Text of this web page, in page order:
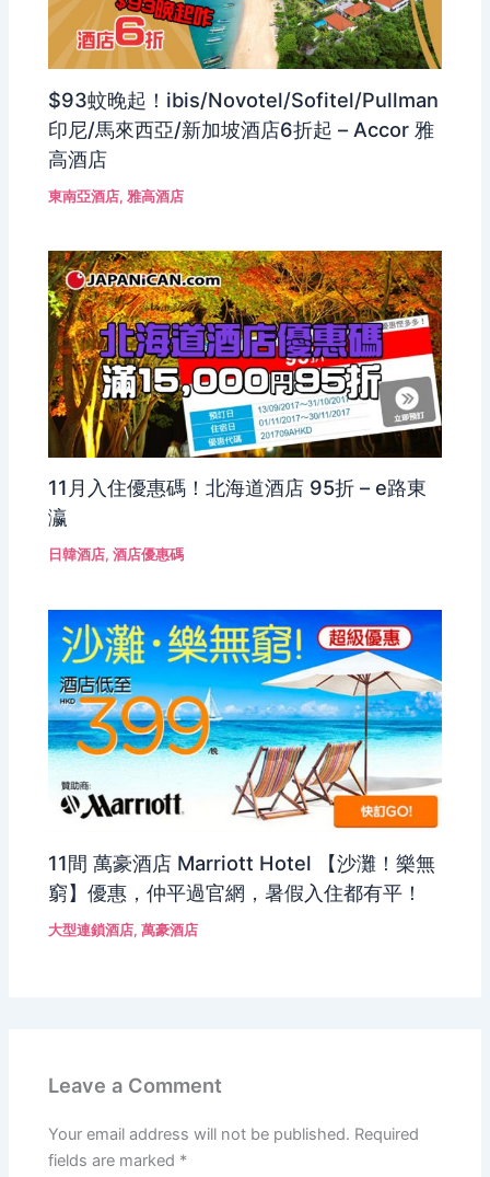
$93蚊晚起！ibis/Novotel/Sofitel/Pullman
印尼/馬來西亞/新加坡酒店6折起 – Accor 雅
高酒店
東南亞酒店,雅高酒店
11月入住優惠碼！北海道酒店 95折 – e路東
瀛
日韓酒店,酒店優惠碼
11間 萬豪酒店 Marriott Hotel 【沙灘！樂無
窮】優惠，仲平過官網，暑假入住都有平！
大型連鎖酒店,萬豪酒店
Leave a Comment
Your email address will not be published. Required
fields are marked *